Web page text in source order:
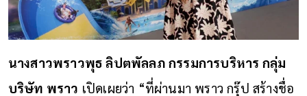
นางสาวพราวพุธ ลิปตพัลลภ กรรมการบริหาร กลุ่ม
บริษัท พราว เปิดเผยว่า “ที่ผ่านมา พราว กรุ๊ป สร้างชื่อ